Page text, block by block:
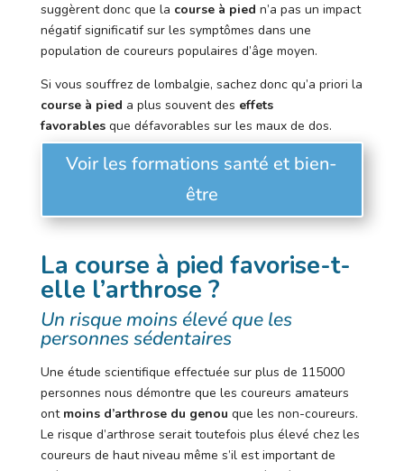
suggèrent donc que la course à pied n’a pas un impact
négatif significatif sur les symptômes dans une
population de coureurs populaires d’âge moyen.
Si vous souffrez de lombalgie, sachez donc qu’a priori la
course à pied a plus souvent des effets
favorables que défavorables sur les maux de dos.
Voir les formations santé et bien-
être
La course à pied favorise-t-
elle l’arthrose ?
Un risque moins élevé que les
personnes sédentaires
Une étude scientifique effectuée sur plus de 115000
personnes nous démontre que les coureurs amateurs
ont moins d’arthrose du genou que les non-coureurs.
Le risque d’arthrose serait toutefois plus élevé chez les
coureurs de haut niveau même s’il est important de